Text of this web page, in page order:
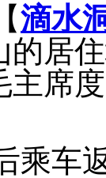
滴水
的居
席
乘车